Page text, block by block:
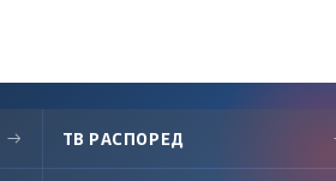
→ ТВ РАСПОРЕД